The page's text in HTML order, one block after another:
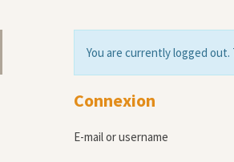
You are currently logged
Connexion
E-mail or username